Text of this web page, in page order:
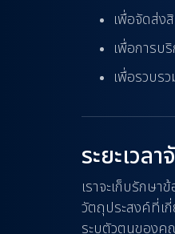
เพื่อจัดส่ง
เพื่อการบ
เพื่อรวบร
ระยะเวล
เราจะเก็บรักษ
วัตถุประสงค์ที่เ
ระบุตัวตนของคุ